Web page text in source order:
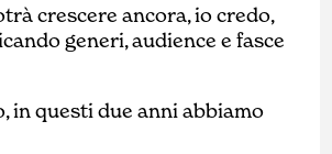
crescere ancora, io credo,
generi, audience e fasce
in questi due anni abbiamo